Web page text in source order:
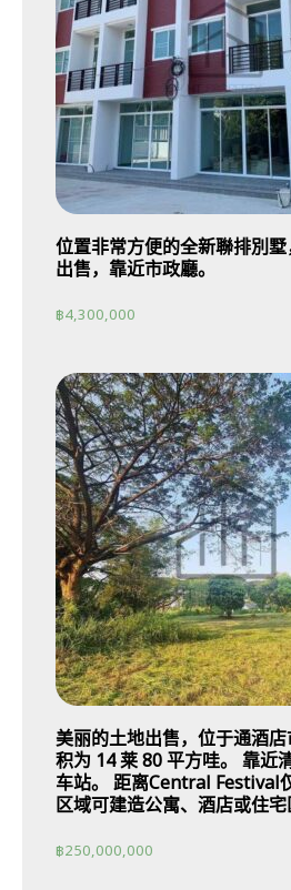
位置非常方便的全新聯排別
出售，靠近市政廳。
฿4,300,000
美丽的土地出售，位于通酒
积为 14 莱 80 平方哇。 靠近
车站。 距离Central Festival
区域可建造公寓、酒店或住宅
฿250,000,000